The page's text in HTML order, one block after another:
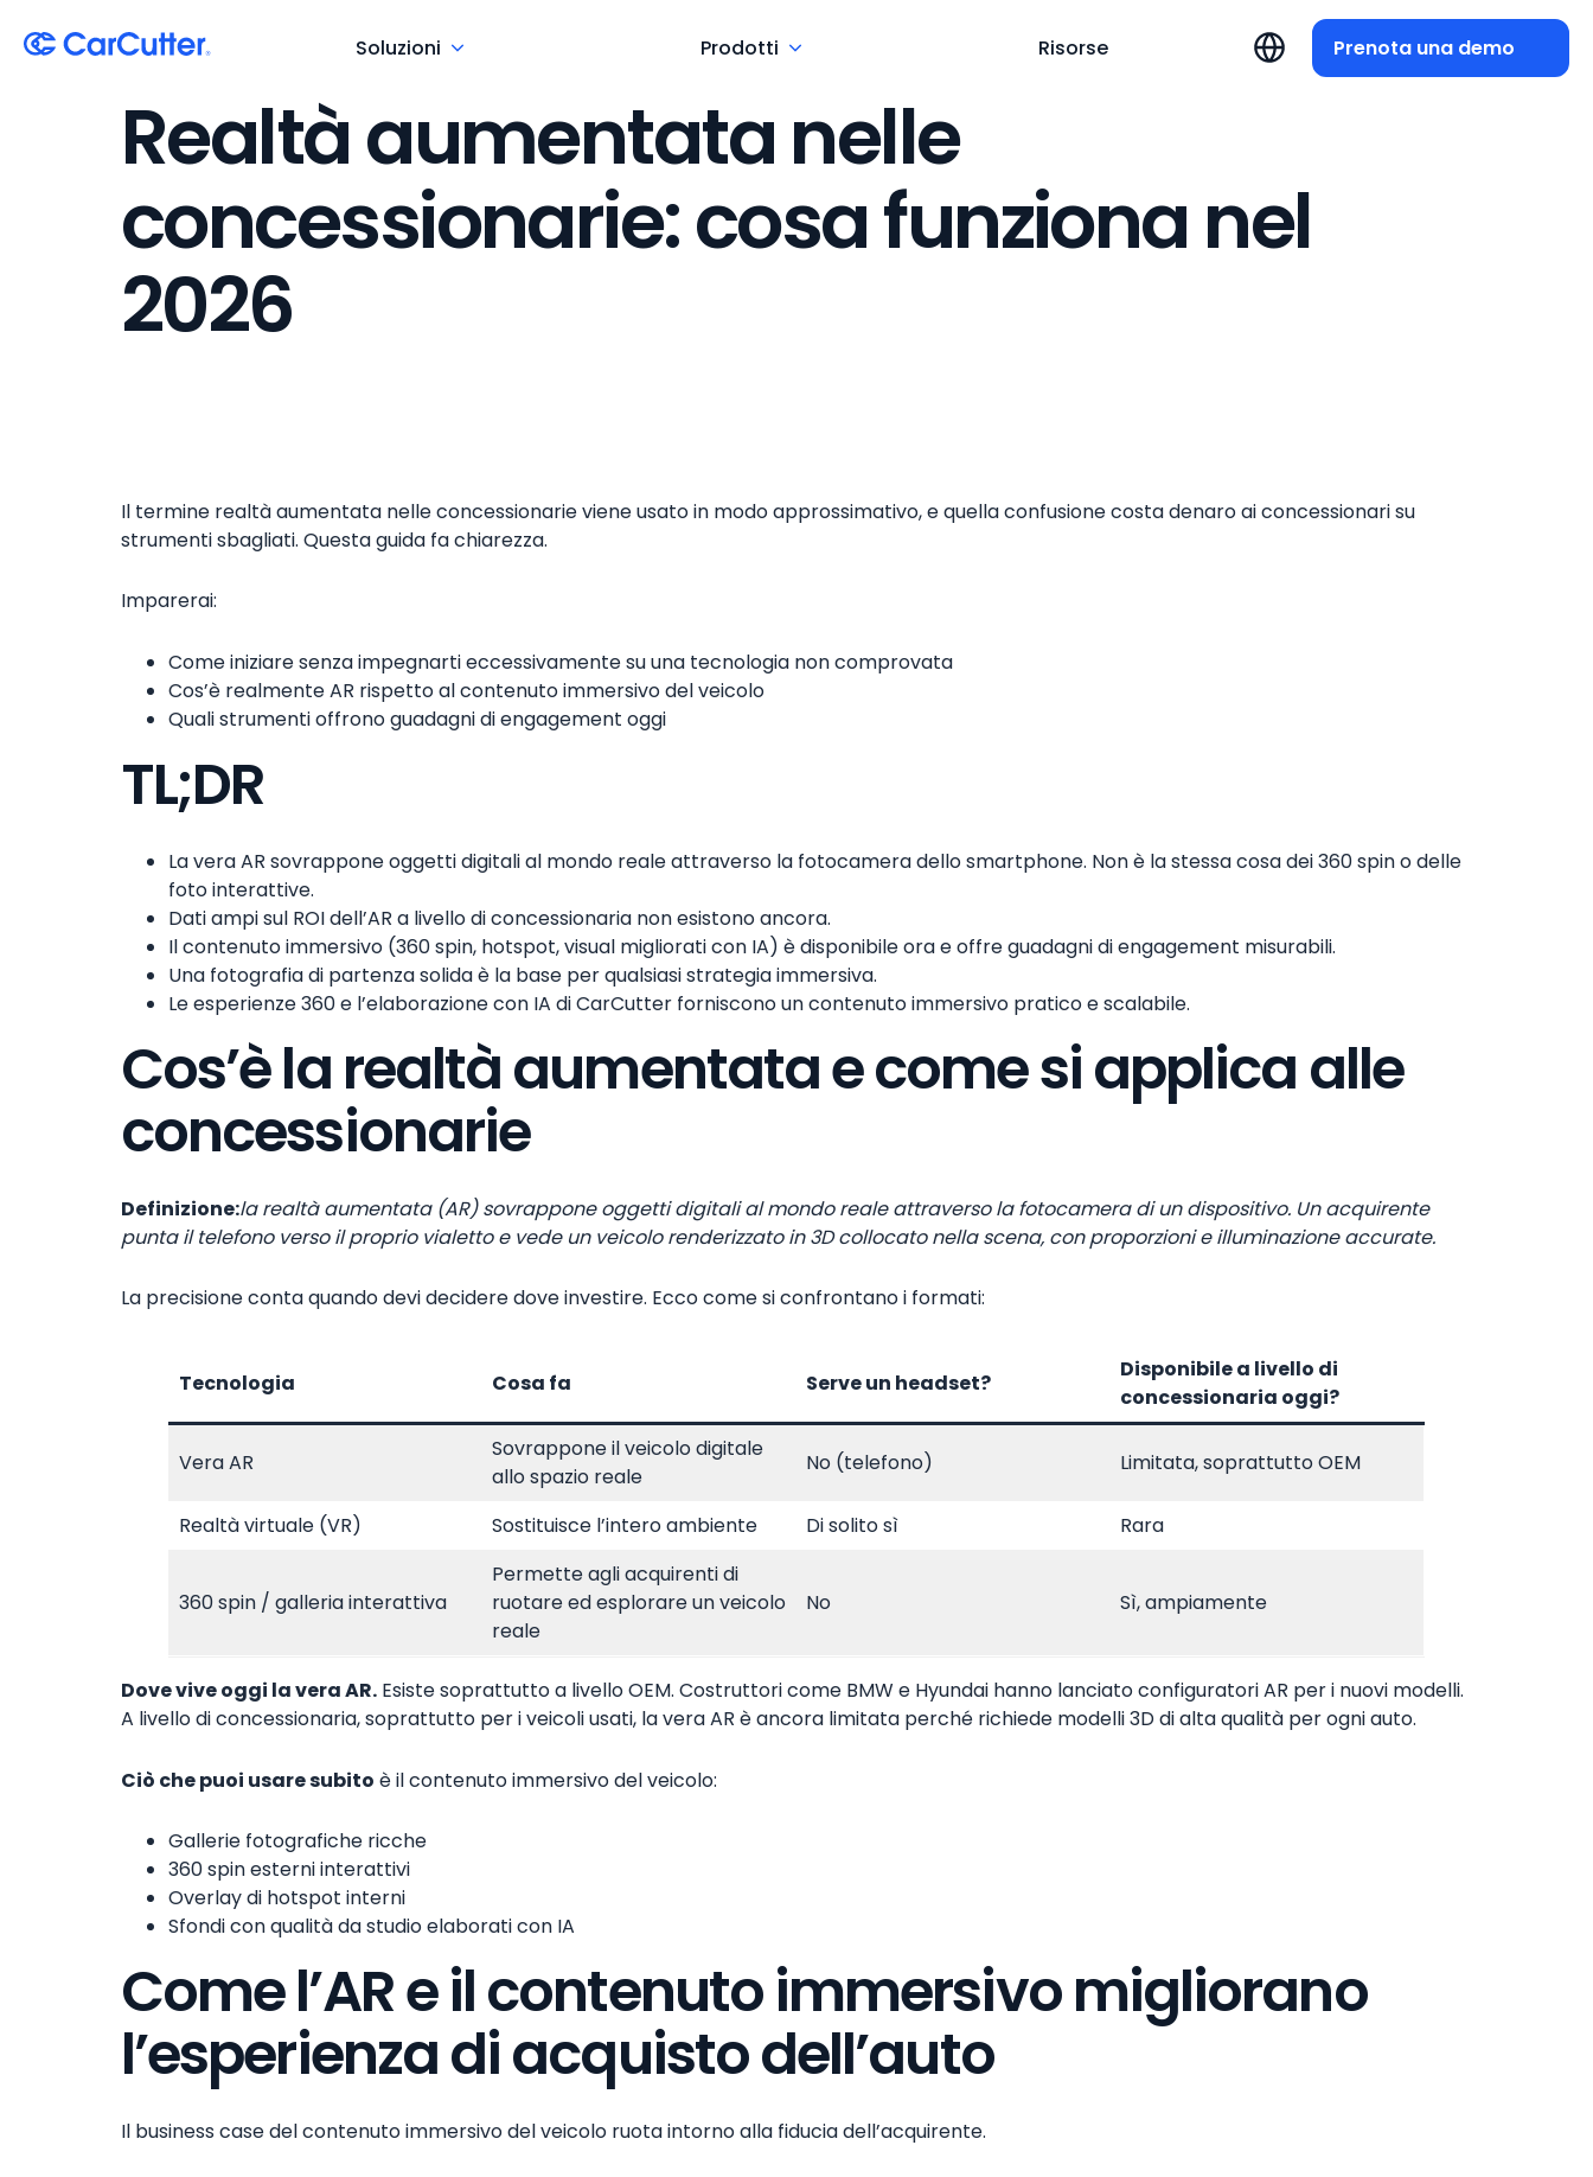
Soluzioni Prodotti Risorse Prenota una demo
Realtà aumentata nelle
concessionarie: cosa funziona nel
2026
Il termine realtà aumentata nelle concessionarie viene usato in modo approssimativo, e quella confusione costa denaro ai concessionari su
strumenti sbagliati. Questa guida fa chiarezza.
Imparerai:
Come iniziare senza impegnarti eccessivamente su una tecnologia non comprovata
Cos’è realmente AR rispetto al contenuto immersivo del veicolo
Quali strumenti offrono guadagni di engagement oggi
TL;DR
La vera AR sovrappone oggetti digitali al mondo reale attraverso la fotocamera dello smartphone. Non è la stessa cosa dei 360 spin o delle
foto interattive.
Dati ampi sul ROI dell’AR a livello di concessionaria non esistono ancora.
Il contenuto immersivo (360 spin, hotspot, visual migliorati con IA) è disponibile ora e offre guadagni di engagement misurabili.
Una fotografia di partenza solida è la base per qualsiasi strategia immersiva.
Le esperienze 360 e l’elaborazione con IA di CarCutter forniscono un contenuto immersivo pratico e scalabile.
Cos’è la realtà aumentata e come si applica alle
concessionarie
Definizione:la realtà aumentata (AR) sovrappone oggetti digitali al mondo reale attraverso la fotocamera di un dispositivo. Un acquirente
punta il telefono verso il proprio vialetto e vede un veicolo renderizzato in 3D collocato nella scena, con proporzioni e illuminazione accurate.
La precisione conta quando devi decidere dove investire. Ecco come si confrontano i formati:
Tecnologia Cosa fa Serve un headset?
Disponibile a livello di
concessionaria oggi?
Vera AR
Sovrappone il veicolo digitale
allo spazio reale
No (telefono) Limitata, soprattutto OEM
Realtà virtuale (VR) Sostituisce l’intero ambiente Di solito sì Rara
360 spin / galleria interattiva
Permette agli acquirenti di
ruotare ed esplorare un veicolo
reale
No Sì, ampiamente
Dove vive oggi la vera AR. Esiste soprattutto a livello OEM. Costruttori come BMW e Hyundai hanno lanciato configuratori AR per i nuovi modelli.
A livello di concessionaria, soprattutto per i veicoli usati, la vera AR è ancora limitata perché richiede modelli 3D di alta qualità per ogni auto.
Ciò che puoi usare subito è il contenuto immersivo del veicolo:
Gallerie fotografiche ricche
360 spin esterni interattivi
Overlay di hotspot interni
Sfondi con qualità da studio elaborati con IA
Come l’AR e il contenuto immersivo migliorano
l’esperienza di acquisto dell’auto
Il business case del contenuto immersivo del veicolo ruota intorno alla fiducia dell’acquirente.